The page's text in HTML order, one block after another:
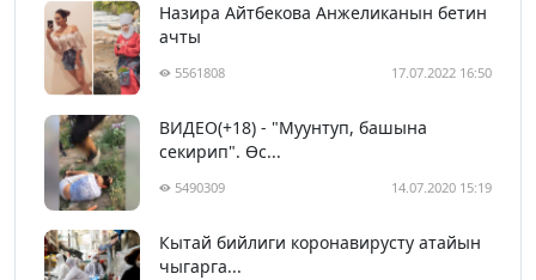
Назира Айтбекова Анжеликанын бетин
ачты
5561808 17.07.2022 16:50
ВИДЕО(+18) - "Муунтуп, башына
секирип". Өс...
5490309 14.07.2020 15:19
Кытай бийлиги коронавирусту атайын
чыгарга...